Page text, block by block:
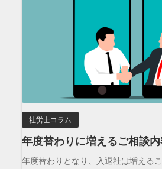
社労士コラム
年度替わりに増えるご相談
年度替わりとなり、入退社は増える